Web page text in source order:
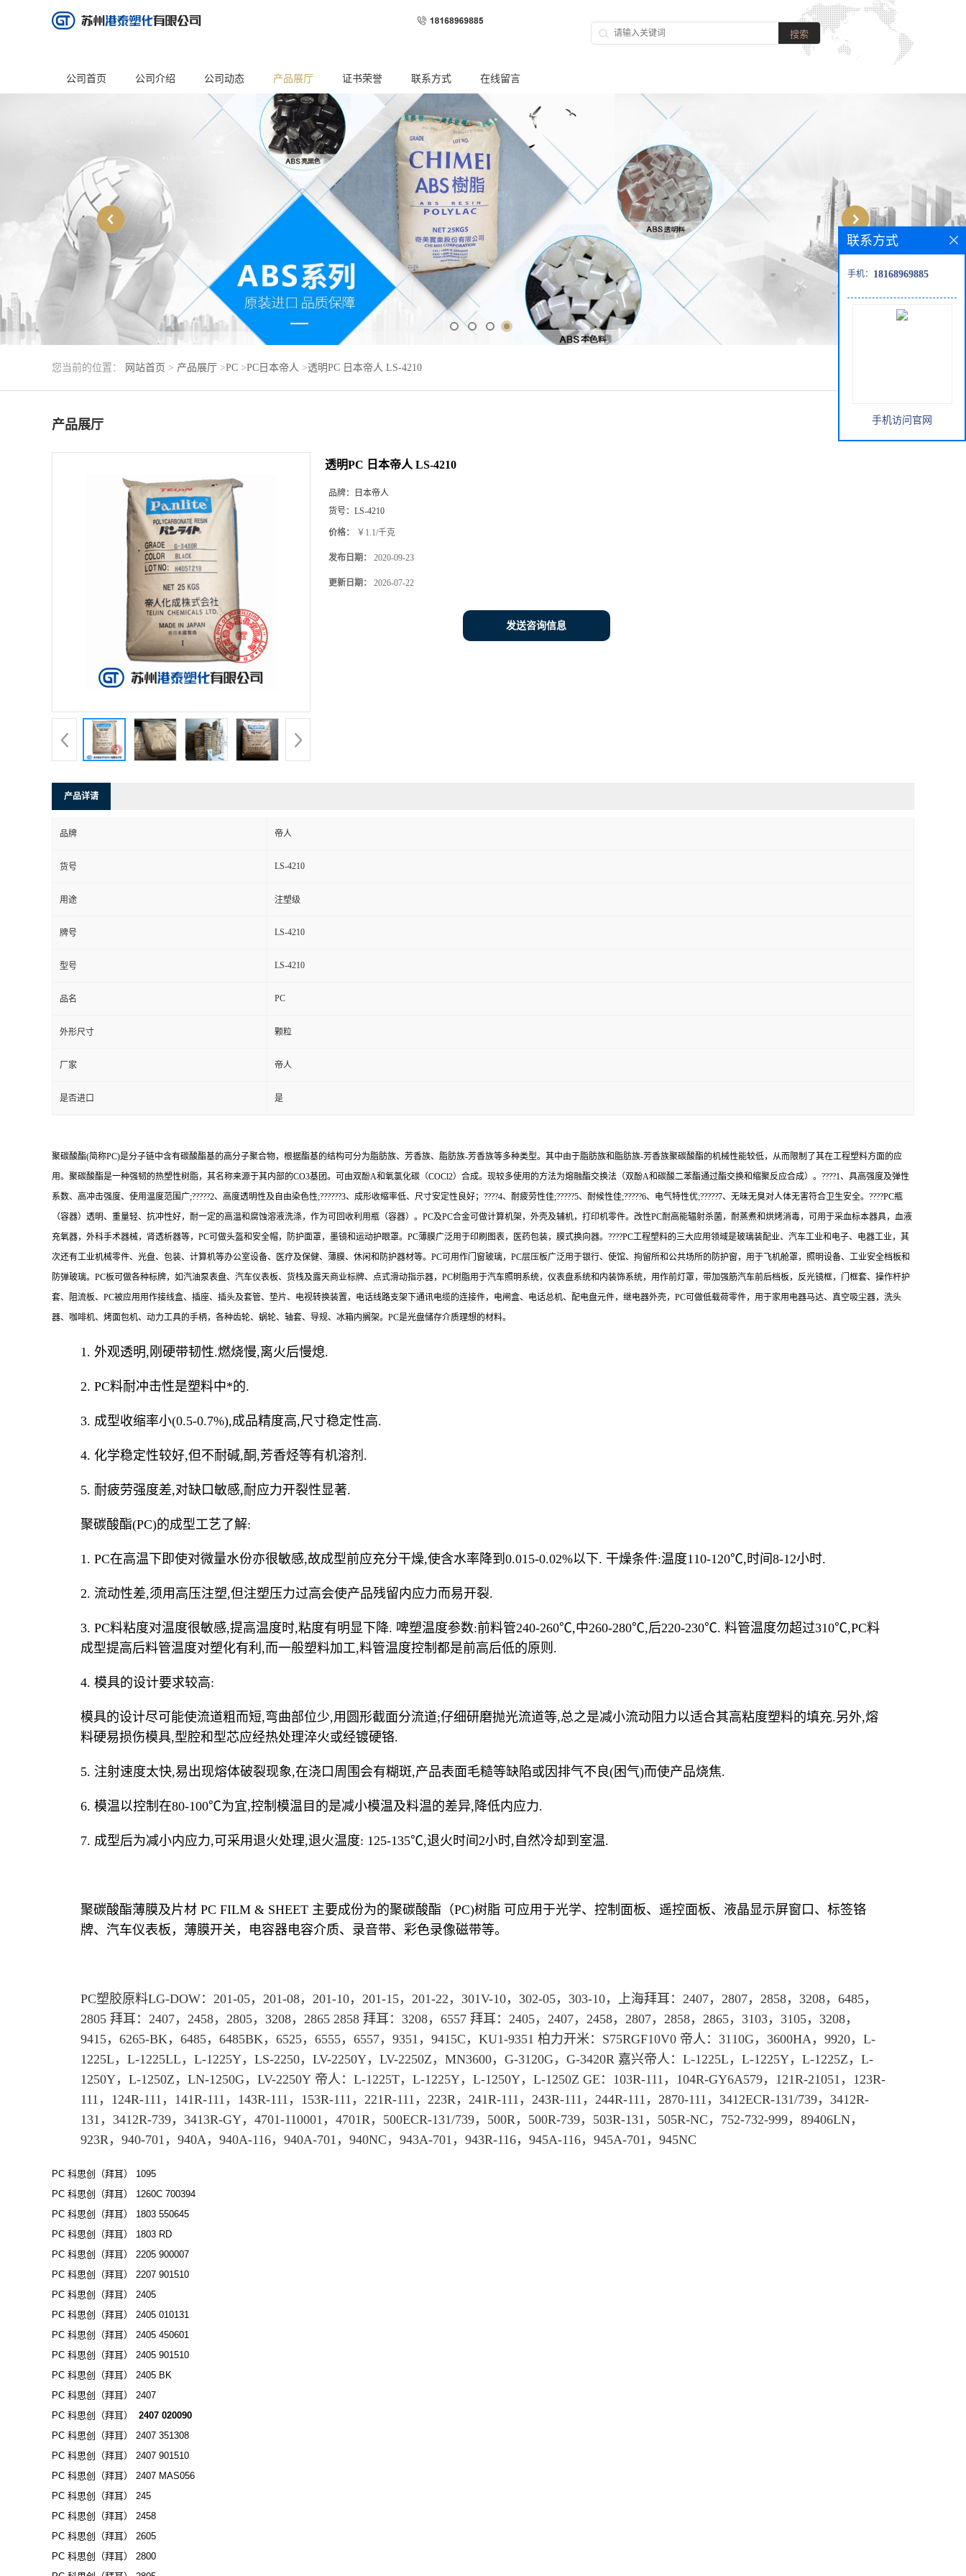
公司首页 公司介绍 公司动态 产品展厅 证书荣誉 联系方式 在线留言
您当前的位置： 网站首页 > 产品展厅 >PC >PC日本帝人 >透明PC 日本帝人 LS-4210
产品展厅
透明PC 日本帝人 LS-4210
品牌：
日本帝人
货号： LS-4210
价格： ￥1.1/千克
发布日期： 2020-09-23
更新日期： 2026-07-22
发送咨询信息
产品详请
品牌 帝人
货号 LS-4210
用途 注塑级
牌号 LS-4210
型号 LS-4210
品名 PC
外形尺寸 颗粒
厂家 帝人
是否进口 是
聚碳酸酯(简称PC)是分子链中含有碳酸酯基的高分子聚合物，根据酯基的结构可分为脂肪族、芳香族、脂肪族-芳香族等多种类型。其中由于脂肪族和脂肪族-芳香族聚碳酸酯的机械性能较低，从而限制了其在工程塑料方面的应
用。聚碳酸酯是一种强韧的热塑性树脂，其名称来源于其内部的CO3基团。可由双酚A和氧氯化碳（COCl2）合成。现较多使用的方法为熔融酯交换法（双酚A和碳酸二苯酯通过酯交换和缩聚反应合成）。????1、具高强度及弹性
系数、高冲击强度、使用温度范围广;?????2、高度透明性及自由染色性;??????3、成形收缩率低、尺寸安定性良好；????4、耐疲劳性佳;?????5、耐候性佳;?????6、电气特性优;?????7、无味无臭对人体无害符合卫生安全。????PC瓶
（容器）透明、重量轻、抗冲性好，耐一定的高温和腐蚀溶液洗涤，作为可回收利用瓶（容器）。PC及PC合金可做计算机架，外壳及辅机，打印机零件。改性PC耐高能辐射杀菌，耐蒸煮和烘烤消毒，可用于采血标本器具，血液
充氧器，外科手术器械，肾透析器等，PC可做头盔和安全帽，防护面罩，墨镜和运动护眼罩。PC薄膜广泛用于印刷图表，医药包装，膜式换向器。????PC工程塑料的三大应用领域是玻璃装配业、汽车工业和电子、电器工业，其
次还有工业机械零件、光盘、包装、计算机等办公室设备、医疗及保健、薄膜、休闲和防护器材等。PC可用作门窗玻璃，PC层压板广泛用于银行、使馆、拘留所和公共场所的防护窗，用于飞机舱罩，照明设备、工业安全档板和
防弹玻璃。PC板可做各种标牌，如汽油泵表盘、汽车仪表板、货栈及露天商业标牌、点式滑动指示器，PC树脂用于汽车照明系统，仪表盘系统和内装饰系统，用作前灯罩，带加强筋汽车前后档板，反光镜框，门框套、操作杆护
套、阻流板、PC被应用用作接线盒、插座、插头及套管、垫片、电视转换装置，电话线路支架下通讯电缆的连接件，电闸盒、电话总机、配电盘元件，继电器外壳，PC可做低载荷零件，用于家用电器马达、真空吸尘器，洗头
器、咖啡机、烤面包机、动力工具的手柄，各种齿轮、蜗轮、轴套、导规、冰箱内搁架。PC是光盘储存介质理想的材料。
1. 外观透明,刚硬带韧性.燃烧慢,离火后慢熄.
2. PC料耐冲击性是塑料中*的.
3. 成型收缩率小(0.5-0.7%),成品精度高,尺寸稳定性高.
4. 化学稳定性较好,但不耐碱,酮,芳香烃等有机溶剂.
5. 耐疲劳强度差,对缺口敏感,耐应力开裂性显著.
聚碳酸酯(PC)的成型工艺了解:
1. PC在高温下即使对微量水份亦很敏感,故成型前应充分干燥,使含水率降到0.015-0.02%以下. 干燥条件:温度110-120℃,时间8-12小时.
2. 流动性差,须用高压注塑,但注塑压力过高会使产品残留内应力而易开裂.
3. PC料粘度对温度很敏感,提高温度时,粘度有明显下降. 啤塑温度参数:前料管240-260℃,中260-280℃,后220-230℃. 料管温度勿超过310℃,PC料
成型提高后料管温度对塑化有利,而一般塑料加工,料管温度控制都是前高后低的原则.
4. 模具的设计要求较高:
模具的设计尽可能使流道粗而短,弯曲部位少,用圆形截面分流道;仔细研磨抛光流道等,总之是减小流动阻力以适合其高粘度塑料的填充.另外,熔
料硬易损伤模具,型腔和型芯应经热处理淬火或经镀硬铬.
5. 注射速度太快,易出现熔体破裂现象,在浇口周围会有糊斑,产品表面毛糙等缺陷或因排气不良(困气)而使产品烧焦.
6. 模温以控制在80-100℃为宜,控制模温目的是减小模温及料温的差异,降低内应力.
7. 成型后为减小内应力,可采用退火处理,退火温度: 125-135℃,退火时间2小时,自然冷却到室温.
聚碳酸酯薄膜及片材 PC FILM & SHEET 主要成份为的聚碳酸酯（PC)树脂 可应用于光学、控制面板、遥控面板、液晶显示屏窗口、标签铬
牌、汽车仪表板，薄膜开关，电容器电容介质、录音带、彩色录像磁带等。
PC塑胶原料LG-DOW：201-05，201-08，201-10，201-15，201-22，301V-10，302-05，303-10， 上海拜耳 ：2407，2807，2858，3208，6485，
2805 拜耳 ：2407，2458， 2805，3208，2865 2858 拜耳 ：3208，6557 拜耳 ：2405，2407，2458，2807，2858，2865，3103，3105，3208，
9415，6265-BK，6485，6485BK，6525，6555，6557，9351，9415C，KU1-9351 柏力开米：S75RGF10V0 帝人：3110G，3600HA，9920，L-
1225L，L-1225LL，L-1225Y，LS-2250，LV-2250Y，LV-2250Z，MN3600，G-3120G，G-3420R 嘉兴帝人：L-1225L，L-1225Y，L-1225Z，L-
1250Y，L-1250Z，LN-1250G，LV-2250Y 帝人：L-1225T，L-1225Y，L-1250Y，L-1250Z GE：103R-111，104R-GY6A579，121R-21051，123R-
111，124R-111，141R-111，143R-111，153R-111，221R-111，223R，241R-111，243R-111，244R-111，2870-111，3412ECR-131/739，3412R-
131，3412R-739，3413R-GY，4701-110001，4701R，500ECR-131/739，500R，500R-739，503R-131，505R-NC，752-732-999，89406LN，
923R，940-701，940A，940A-116，940A-701，940NC，943A-701，943R-116，945A-116，945A-701，945NC
PC 科思创（拜耳） 1095
PC 科思创（拜耳） 1260C 700394
PC 科思创（拜耳） 1803 550645
PC 科思创（拜耳） 1803 RD
PC 科思创（拜耳） 2205 900007
PC 科思创（拜耳） 2207 901510
PC 科思创（拜耳） 2405
PC 科思创（拜耳） 2405 010131
PC 科思创（拜耳） 2405 450601
PC 科思创（拜耳） 2405 901510
PC 科思创（拜耳） 2405 BK
PC 科思创（拜耳） 2407
PC 科思创（拜耳） 2407 020090
PC 科思创（拜耳） 2407 351308
PC 科思创（拜耳） 2407 901510
PC 科思创（拜耳） 2407 MAS056
PC 科思创（拜耳） 245
PC 科思创（拜耳） 2458
PC 科思创（拜耳） 2605
PC 科思创（拜耳） 2800
联系方式
手机： 18168969885
手机访问官网